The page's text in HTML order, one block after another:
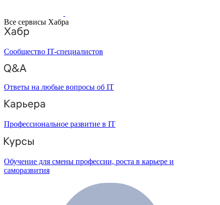
Все сервисы Хабра
Сообщество IT-специалистов
Ответы на любые вопросы об IT
Профессиональное развитие в IT
Обучение для смены профессии, роста в карьере и
саморазвития